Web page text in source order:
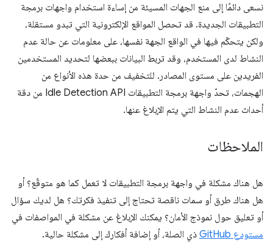
نسعى دائمًا إلى منع الجهات المسيئة من إساءة استخدام واجهات برمجة
التطبيقات الجديدة. قد تحصل المواقع الإلكترونية التي تبدو مستقلة،
ولكن يتحكّم فيها في الواقع الجهة نفسها، على معلومات عن حالة عدم
النشاط لدى المستخدم، وقد تربط البيانات ببعضها لتحديد المستخدمين
الفريدين على مستوى المصادر. للتخفيف من حدة هذه الأنواع من
الهجمات، تحدّ واجهة برمجة التطبيقات Idle Detection API من دقة
أحداث عدم النشاط التي يتم الإبلاغ عنها.
الملاحظات
هل هناك مشكلة في واجهة برمجة التطبيقات لا تعمل كما هو متوقّع؟ أو
هل هناك طرق أو سمات ناقصة تحتاج إلى تنفيذ فكرتك؟ هل لديك سؤال
أو تعليق حول نموذج الأمان؟ يمكنك الإبلاغ عن مشكلة في المواصفات في
مستودع GitHub
ذي الصلة، أو إضافة أفكارك إلى مشكلة حالية.